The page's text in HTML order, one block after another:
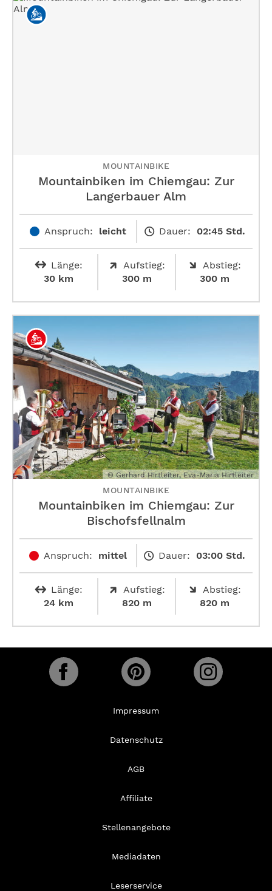
MOUNTAINBIKE
Mountainbiken im Chiemgau: Zur
Langerbauer Alm
Anspruch: leicht Dauer: 02:45 Std.
Länge:
30 km
Aufstieg:
300 m
Abstieg:
300 m
© Gerhard Hirtleiter, Eva-Maria Hirtleiter
MOUNTAINBIKE
Mountainbiken im Chiemgau: Zur
Bischofsfellnalm
Anspruch: mittel Dauer: 03:00 Std.
Länge:
24 km
Aufstieg:
820 m
Abstieg:
820 m
Impressum
Datenschutz
AGB
Affiliate
Stellenangebote
Mediadaten
Leserservice